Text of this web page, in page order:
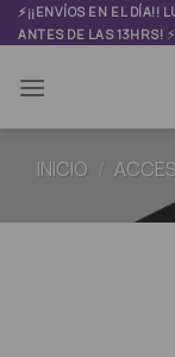
Skip
to
⚡¡¡ENVÍOS EN EL DÍA!!
ANTES DE LAS 13HRS! ⚡
INICIO